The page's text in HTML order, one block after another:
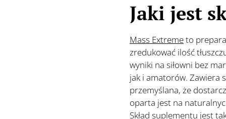
Jaki jest
Mass Extremeto
zredukować ilość
wyniki na siłowni bez
jak i amatorów. Zawiera
przemyślana, że
oparta jest na
Skład suplementu jest